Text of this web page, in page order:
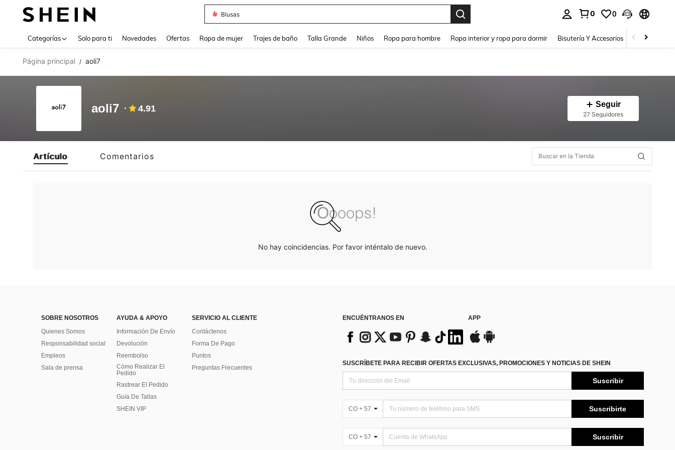
Blusas
0 0
Categorías Solo para ti Novedades Ofertas Ropa de mujer Trajes de baño Talla Grande Niños Ropa para hombre Ropa interior y ropa para dormir Bisutería Y Accesorios Zapatos
Página principal / aoli7
aoli7 4.91 Seguir
27 Seguidores
Artículo Comentarios
No hay coincidencias. Por favor inténtalo de nuevo.
SOBRE NOSOTROS
Quienes Somos
Responsabilidad social
Empleos
Sala de prensa
AYUDA & APOYO
Información De Envío
Devolución
Reembolso
Cómo Realizar El
Pedido
Rastrear El Pedido
Guía De Tallas
SHEIN VIP
SERVICIO AL CLIENTE
Contáctenos
Forma De Pago
Puntos
Preguntas Frecuentes
ENCUÉNTRANOS EN APP
SUSCRÍBETE PARA RECIBIR OFERTAS EXCLUSIVAS, PROMOCIONES Y NOTICIAS DE SHEIN
Suscribir
CO + 57 Suscribirte
CO + 57 Suscribir